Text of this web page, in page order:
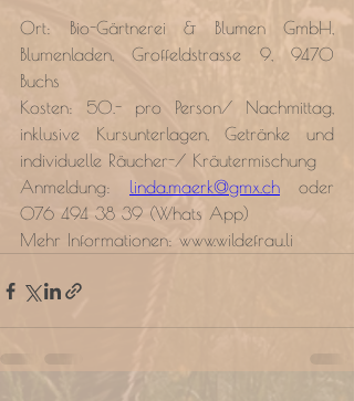
Ort: Bio-Gärtnerei & Blumen GmbH,
Blumenladen, Groffeldstrasse 9, 9470
Buchs
Kosten: 50.- pro Person/ Nachmittag,
inklusive Kursunterlagen, Getränke und
individuelle Räucher-/ Kräutermischung
Anmeldung: linda.maerk@gmx.ch oder
076 494 38 39 (Whats App)
Mehr Informationen: www.wildefrau.li